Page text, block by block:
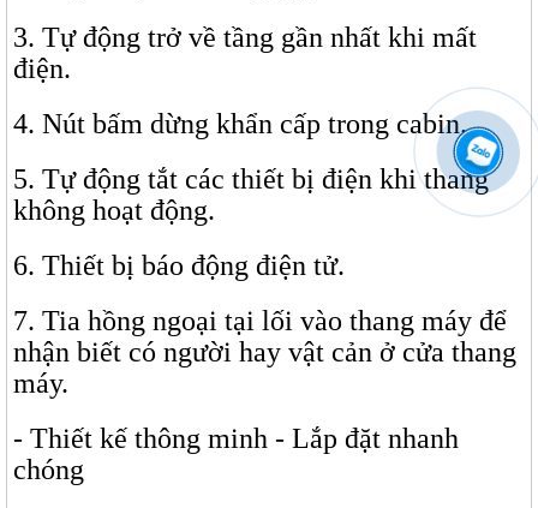
3. Tự động trở về tầng gần nhất khi mất
điện.
4. Nút bấm dừng khẩn cấp trong cabin.
5. Tự động tắt các thiết bị điện khi thang
không hoạt động.
6. Thiết bị báo động điện tử.
7. Tia hồng ngoại tại lối vào thang máy để
nhận biết có người hay vật cản ở cửa thang
máy.
- Thiết kế thông minh - Lắp đặt nhanh
chóng